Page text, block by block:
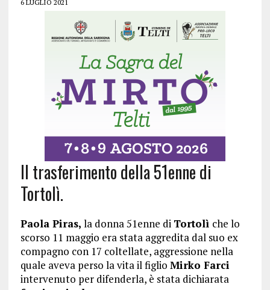
6 LUGLIO 2021
Il trasferimento della 51enne di
Tortolì.
Paola Piras, la donna 51enne di Tortolì che lo
scorso 11 maggio era stata aggredita dal suo ex
compagno con 17 coltellate, aggressione nella
quale aveva perso la vita il figlio Mirko Farci
intervenuto per difenderla, è stata dichiarata